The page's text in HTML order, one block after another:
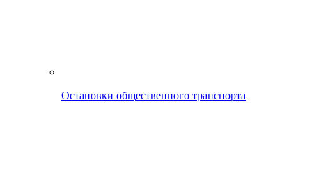
Остановки общественного транспорта